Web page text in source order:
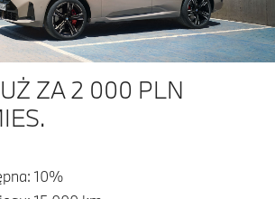
ZA 2 000 PLN
10%